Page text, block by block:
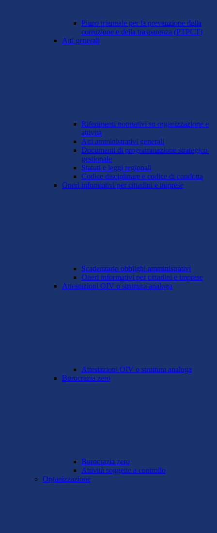
Piano triennale per la prevenzione della
corruzione e della trasparenza (PTPCT)
Atti generali
Riferimenti normativi su organizzazione e
attività
Atti amministrativi generali
Documenti di programmazione strategico-
gestionale
Statuti e leggi regionali
Codice disciplinare e codice di condotta
Oneri informativi per cittadini e imprese
Scadenzario obblighi amministrativi
Oneri informativi per cittadini e imprese
Attestazioni OIV o struttura analoga
Attestazioni OIV o struttura analoga
Burocrazia zero
Burocrazia zero
Attività soggette a controllo
Organizzazione